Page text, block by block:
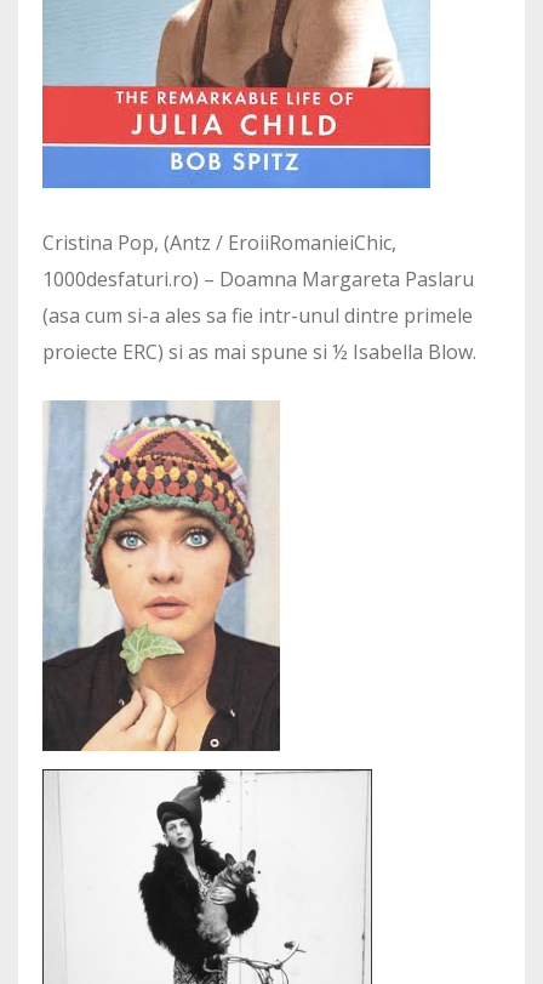
Cristina Pop, (Antz / EroiiRomanieiChic,
1000desfaturi.ro) – Doamna Margareta Paslaru
(asa cum si-a ales sa fie intr-unul dintre primele
proiecte ERC) si as mai spune si ½ Isabella Blow.